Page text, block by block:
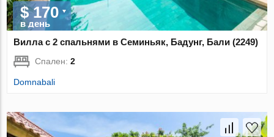
$ 170
в день
Вилла с 2 спальнями в Семиньяк, Бадунг, Бали (2249)
Спален:2
Domnabali